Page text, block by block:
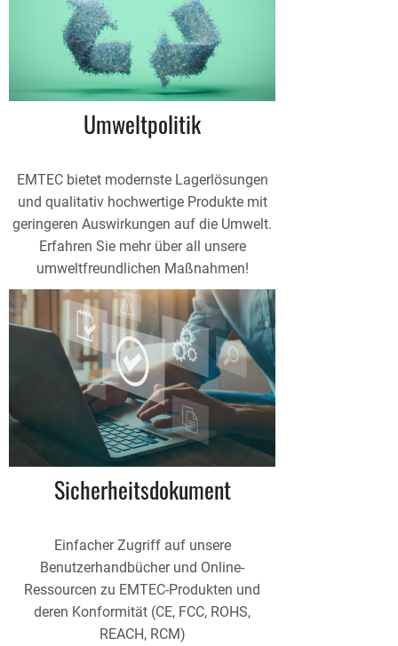
Umweltpolitik
EMTEC bietet modernste Lagerlösungen
und qualitativ hochwertige Produkte mit
geringeren Auswirkungen auf die Umwelt.
Erfahren Sie mehr über all unsere
umweltfreundlichen Maßnahmen!
Sicherheitsdokument
Einfacher Zugriff auf unsere
Benutzerhandbücher und Online-
Ressourcen zu EMTEC-Produkten und
deren Konformität (CE, FCC, ROHS,
REACH, RCM)